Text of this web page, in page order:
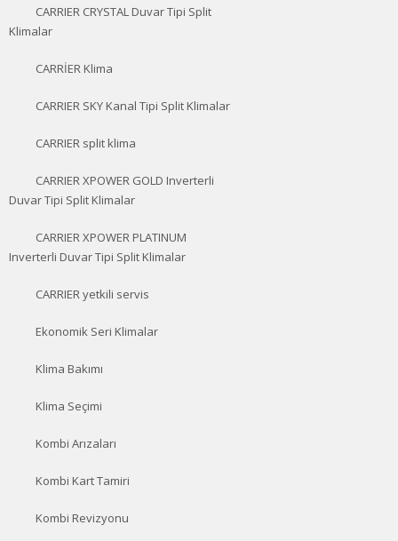
CARRIER CRYSTAL Duvar Tipi Split
Klimalar
CARRİER Klima
CARRIER SKY Kanal Tipi Split Klimalar
CARRIER split klima
CARRIER XPOWER GOLD Inverterli
Duvar Tipi Split Klimalar
CARRIER XPOWER PLATINUM
Inverterli Duvar Tipi Split Klimalar
CARRIER yetkili servis
Ekonomik Seri Klimalar
Klima Bakımı
Klima Seçimi
Kombi Arızaları
Kombi Kart Tamiri
Kombi Revizyonu